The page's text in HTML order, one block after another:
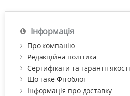
Інформація
Про компанію
Редакційна політика
Сертифікати та гарантії якості
Що таке Фітоблог
Інформація про доставку